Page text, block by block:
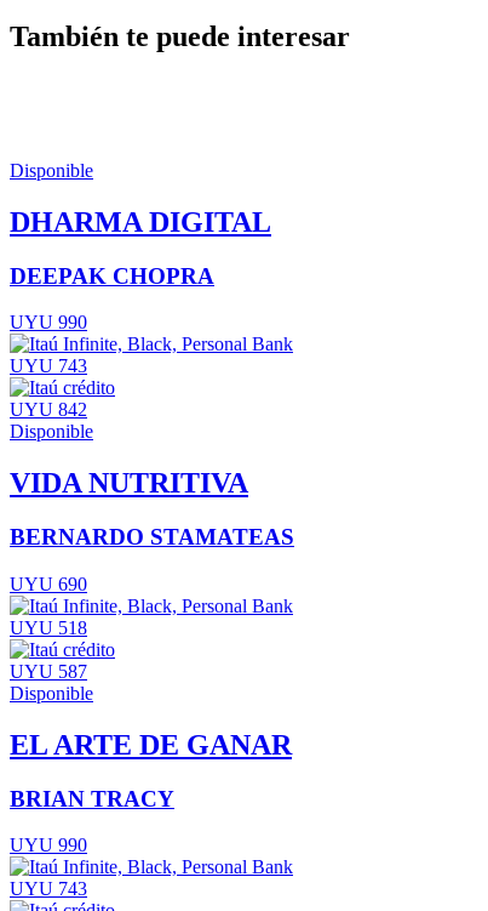
También te puede interesar
Disponible
DHARMA DIGITAL
DEEPAK CHOPRA
UYU 990
UYU 743
UYU 842
Disponible
VIDA NUTRITIVA
BERNARDO STAMATEAS
UYU 690
UYU 518
UYU 587
Disponible
EL ARTE DE GANAR
BRIAN TRACY
UYU 990
UYU 743